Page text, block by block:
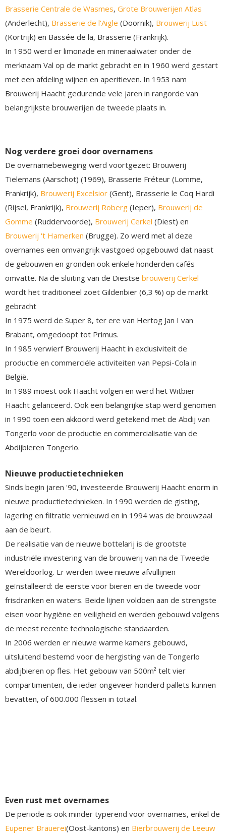
Brasserie Centrale de Wasmes, Grote Brouwerijen Atlas
(Anderlecht), Brasserie de l'Aigle (Doornik), Brouwerij Lust
(Kortrijk) en Bassée de la, Brasserie (Frankrijk).
In 1950 werd er limonade en mineraalwater onder de
merknaam Val op de markt gebracht en in 1960 werd gestart
met een afdeling wijnen en aperitieven. In 1953 nam
Brouwerij Haacht gedurende vele jaren in rangorde van
belangrijkste brouwerijen de tweede plaats in.
Nog verdere groei door overnamens
De overnamebeweging werd voortgezet: Brouwerij
Tielemans (Aarschot) (1969), Brasserie Fréteur (Lomme,
Frankrijk), Brouwerij Excelsior (Gent), Brasserie le Coq Hardi
(Rijsel, Frankrijk), Brouwerij Roberg (Ieper), Brouwerij de
Gomme (Ruddervoorde), Brouwerij Cerkel (Diest) en
Brouwerij 't Hamerken (Brugge). Zo werd met al deze
overnames een omvangrijk vastgoed opgebouwd dat naast
de gebouwen en gronden ook enkele honderden cafés
omvatte. Na de sluiting van de Diestse brouwerij Cerkel
wordt het traditioneel zoet Gildenbier (6,3 %) op de markt
gebracht
In 1975 werd de Super 8, ter ere van Hertog Jan I van
Brabant, omgedoopt tot Primus.
In 1985 verwierf Brouwerij Haacht in exclusiviteit de
productie en commerciële activiteiten van Pepsi-Cola in
België.
In 1989 moest ook Haacht volgen en werd het Witbier
Haacht gelanceerd. Ook een belangrijke stap werd genomen
in 1990 toen een akkoord werd getekend met de Abdij van
Tongerlo voor de productie en commercialisatie van de
Abdijbieren Tongerlo.
Nieuwe productietechnieken
Sinds begin jaren '90, investeerde Brouwerij Haacht enorm in
nieuwe productietechnieken. In 1990 werden de gisting,
lagering en filtratie vernieuwd en in 1994 was de brouwzaal
aan de beurt.
De realisatie van de nieuwe bottelarij is de grootste
industriële investering van de brouwerij van na de Tweede
Wereldoorlog. Er werden twee nieuwe afvullijnen
geïnstalleerd: de eerste voor bieren en de tweede voor
frisdranken en waters. Beide lijnen voldoen aan de strengste
eisen voor hygiëne en veiligheid en werden gebouwd volgens
de meest recente technologische standaarden.
In 2006 werden er nieuwe warme kamers gebouwd,
uitsluitend bestemd voor de hergisting van de Tongerlo
abdijbieren op fles. Het gebouw van 500m² telt vier
compartimenten, die ieder ongeveer honderd pallets kunnen
bevatten, of 600.000 flessen in totaal.
Even rust met overnames
De periode is ook minder typerend voor overnames, enkel de
Eupener Brauerei(Oost-kantons) en Bierbrouwerij de Leeuw